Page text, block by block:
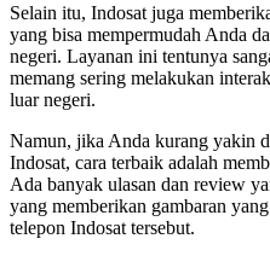
Selain itu, Indosat juga
yang bisa mempermudah Anda
negeri. Layanan ini tentunya
memang sering melakukan
luar negeri.
Namun, jika Anda kurang yakin
Indosat, cara terbaik adalah
Ada banyak ulasan dan review
yang memberikan gambaran
telepon Indosat tersebut.